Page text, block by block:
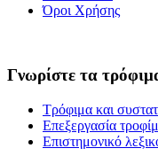
Όροι Χρήσης
Γνωρίστε τα
Τρόφιμα και
Επεξεργασία
Επιστημονικό